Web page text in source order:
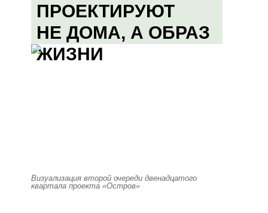
ПРОЕКТИРУЮТ
НЕ ДОМА, А ОБРАЗ
ЖИЗНИ
Визуализация второй очереди двенадцатого
квартала проекта «Остров»